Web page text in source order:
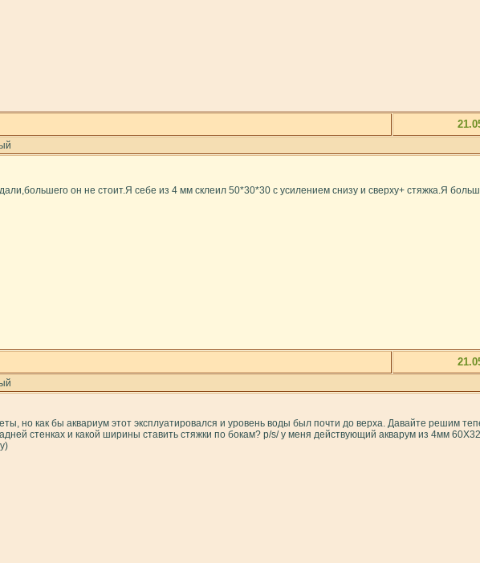
он не стоит.Я себе из 4 мм склеил 50*30*30 с усилением снизу и сверху+ стяжка.Я
но как бы аквариум этот эксплуатировался и уровень воды был почти до верха. Давайте решим
стенках и какой ширины ставить стяжки по бокам? p/s/ у меня действующий акварум из 4мм